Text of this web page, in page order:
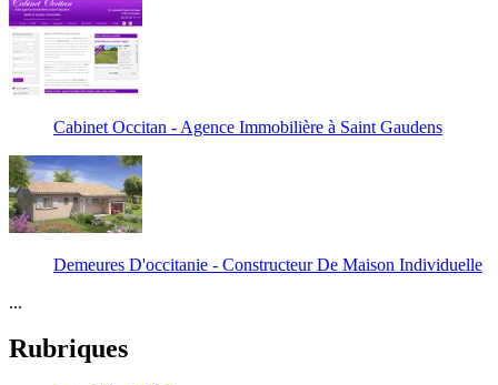
Cabinet Occitan - Agence Immobilière à Saint Gaudens
Demeures D'occitanie - Constructeur De Maison Individuelle
...
Rubriques